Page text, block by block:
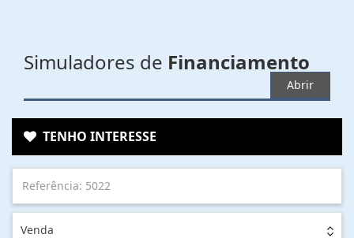
Simuladores de Financiamento
Abrir
TENHO INTERESSE
Venda